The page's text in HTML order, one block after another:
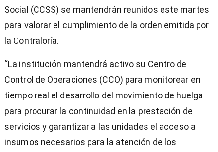
Social (CCSS) se mantendrán reunidos este martes
para valorar el cumplimiento de la orden emitida por
la Contraloría.
“La institución mantendrá activo su Centro de
Control de Operaciones (CCO) para monitorear en
tiempo real el desarrollo del movimiento de huelga
para procurar la continuidad en la prestación de
servicios y garantizar a las unidades el acceso a
insumos necesarios para la atención de los